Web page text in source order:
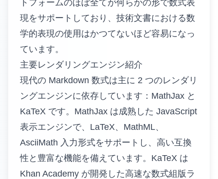
トフォームのほぼ全てが何らかの形で数式表
現をサポートしており、技術文書における数
学的表現の使用はかつてないほど容易になっ
ています。
主要レンダリングエンジン紹介
現代の Markdown 数式は主に 2 つのレンダリ
ングエンジンに依存しています：MathJax と
KaTeX です。MathJax は成熟した JavaScript
表示エンジンで、LaTeX、MathML、
AsciiMath 入力形式をサポートし、高い互換
性と豊富な機能を備えています。KaTeX は
Khan Academy が開発した高速な数式組版ラ